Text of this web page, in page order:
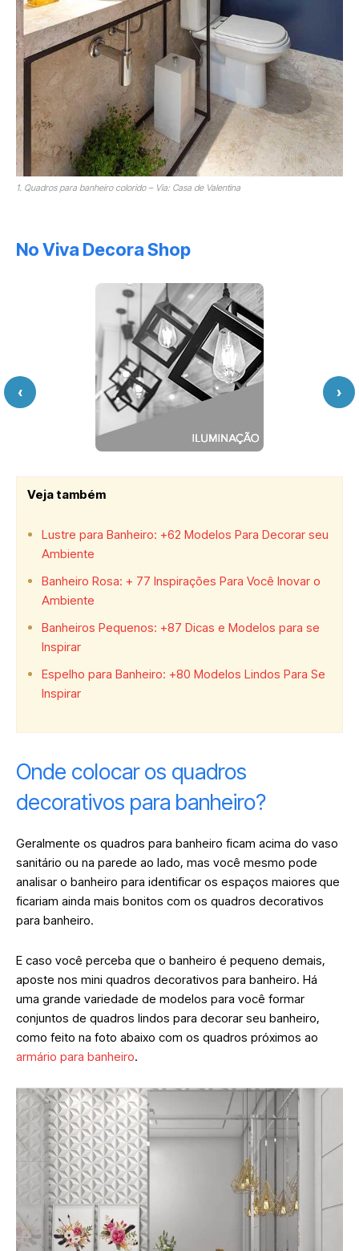
1. Quadros para banheiro colorido – Via: Casa de Valentina
No Viva Decora Shop
‹ ›
Veja também
Lustre para Banheiro: +62 Modelos Para Decorar seu
Ambiente
Banheiro Rosa: + 77 Inspirações Para Você Inovar o
Ambiente
Banheiros Pequenos: +87 Dicas e Modelos para se
Inspirar
Espelho para Banheiro: +80 Modelos Lindos Para Se
Inspirar
Onde colocar os quadros
decorativos para banheiro?
Geralmente os quadros para banheiro ficam acima do vaso
sanitário ou na parede ao lado, mas você mesmo pode
analisar o banheiro para identificar os espaços maiores que
ficariam ainda mais bonitos com os quadros decorativos
para banheiro.
E caso você perceba que o banheiro é pequeno demais,
aposte nos mini quadros decorativos para banheiro. Há
uma grande variedade de modelos para você formar
conjuntos de quadros lindos para decorar seu banheiro,
como feito na foto abaixo com os quadros próximos ao
armário para banheiro.